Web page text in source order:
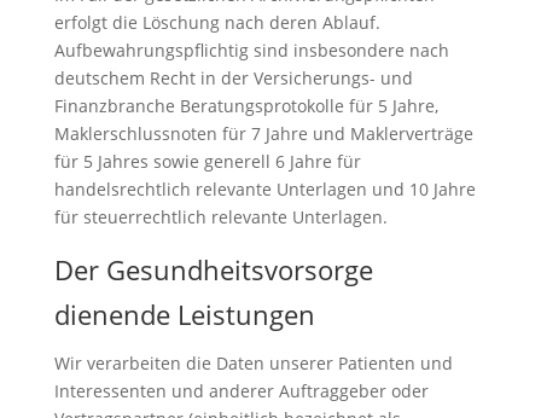
erfolgt die Löschung nach deren Ablauf.
Aufbewahrungspflichtig sind insbesondere nach
deutschem Recht in der Versicherungs- und
Finanzbranche Beratungsprotokolle für 5 Jahre,
Maklerschlussnoten für 7 Jahre und Maklerverträge
für 5 Jahres sowie generell 6 Jahre für
handelsrechtlich relevante Unterlagen und 10 Jahre
für steuerrechtlich relevante Unterlagen.
Der Gesundheitsvorsorge
dienende Leistungen
Wir verarbeiten die Daten unserer Patienten und
Interessenten und anderer Auftraggeber oder